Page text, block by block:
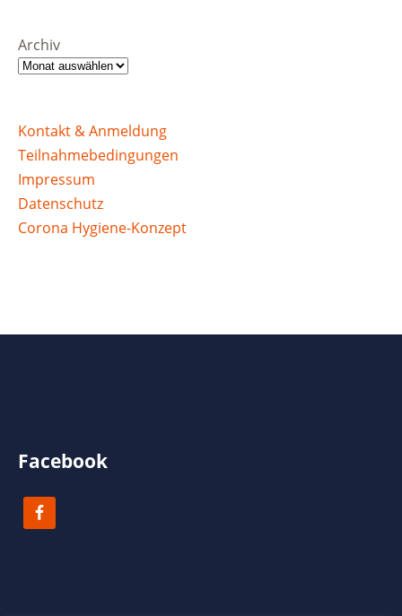
Archiv
Kontakt & Anmeldung
Teilnahmebedingungen
Impressum
Datenschutz
Corona Hygiene-Konzept
Facebook